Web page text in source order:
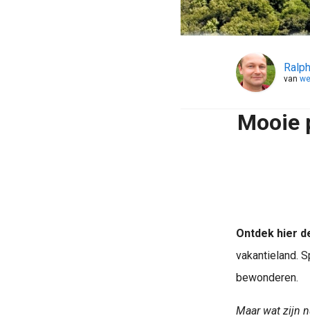
van
Mooie
Ontdek hier
vakantieland.
bewonderen.
Maar wat zijn